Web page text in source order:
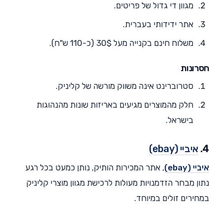
מגוון די גדול של פריטים.
אתר ידידותי בעברית.
משלוח חינם בקנייה מעל 30$ (כ-110 ש"ח).
חסרונות
סטרוברינט אינה משווק מורשה של קליניק.
חלק מהמוצרים מגיעים באריזות שונות מהנהוגות
בישראל.
4. איביי (ebay)
איביי (ebay)
, אתר המכירות הותיק, נותן כמעט בכל רגע
נתון מבחר הזדמנויות מעולות לרכישת מגוון מוצרי קליניק
במחירים זולים במיוחד.